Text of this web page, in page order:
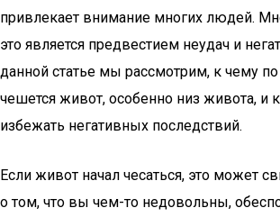
привлекает внимание многих людей.
это является предвестием неудач и
данной статье мы рассмотрим, к чему
чешется живот, особенно низ живота, и
избежать негативных последствий.
Если живот начал чесаться, это может
о том, что вы чем-то недовольны,